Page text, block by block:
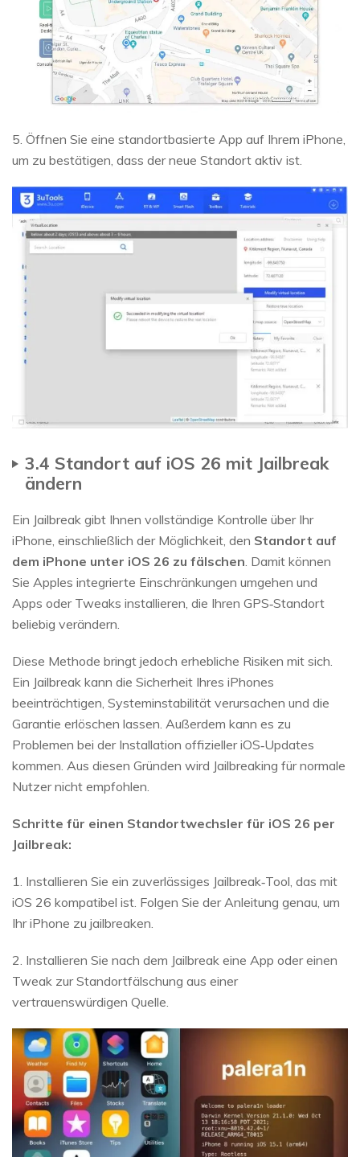
5. Öffnen Sie eine standortbasierte App auf Ihrem iPhone,
um zu bestätigen, dass der neue Standort aktiv ist.
3.4 Standort auf iOS 26 mit Jailbreak
ändern
Ein Jailbreak gibt Ihnen vollständige Kontrolle über Ihr
iPhone, einschließlich der Möglichkeit, den Standort auf
dem iPhone unter iOS 26 zu fälschen. Damit können
Sie Apples integrierte Einschränkungen umgehen und
Apps oder Tweaks installieren, die Ihren GPS‑Standort
beliebig verändern.
Diese Methode bringt jedoch erhebliche Risiken mit sich.
Ein Jailbreak kann die Sicherheit Ihres iPhones
beeinträchtigen, Systeminstabilität verursachen und die
Garantie erlöschen lassen. Außerdem kann es zu
Problemen bei der Installation offizieller iOS‑Updates
kommen. Aus diesen Gründen wird Jailbreaking für normale
Nutzer nicht empfohlen.
Schritte für einen Standortwechsler für iOS 26 per
Jailbreak:
1. Installieren Sie ein zuverlässiges Jailbreak‑Tool, das mit
iOS 26 kompatibel ist. Folgen Sie der Anleitung genau, um
Ihr iPhone zu jailbreaken.
2. Installieren Sie nach dem Jailbreak eine App oder einen
Tweak zur Standortfälschung aus einer
vertrauenswürdigen Quelle.